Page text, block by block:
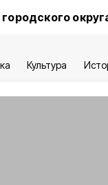
Культура